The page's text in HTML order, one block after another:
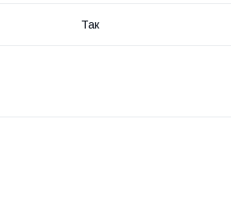
Так